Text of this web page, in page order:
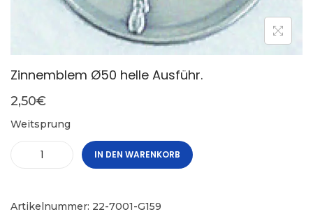
Zinnemblem Ø50 helle Ausführ.
2,50€
Weitsprung
IN DEN WARENKORB
Artikelnummer: 22-7001-G159